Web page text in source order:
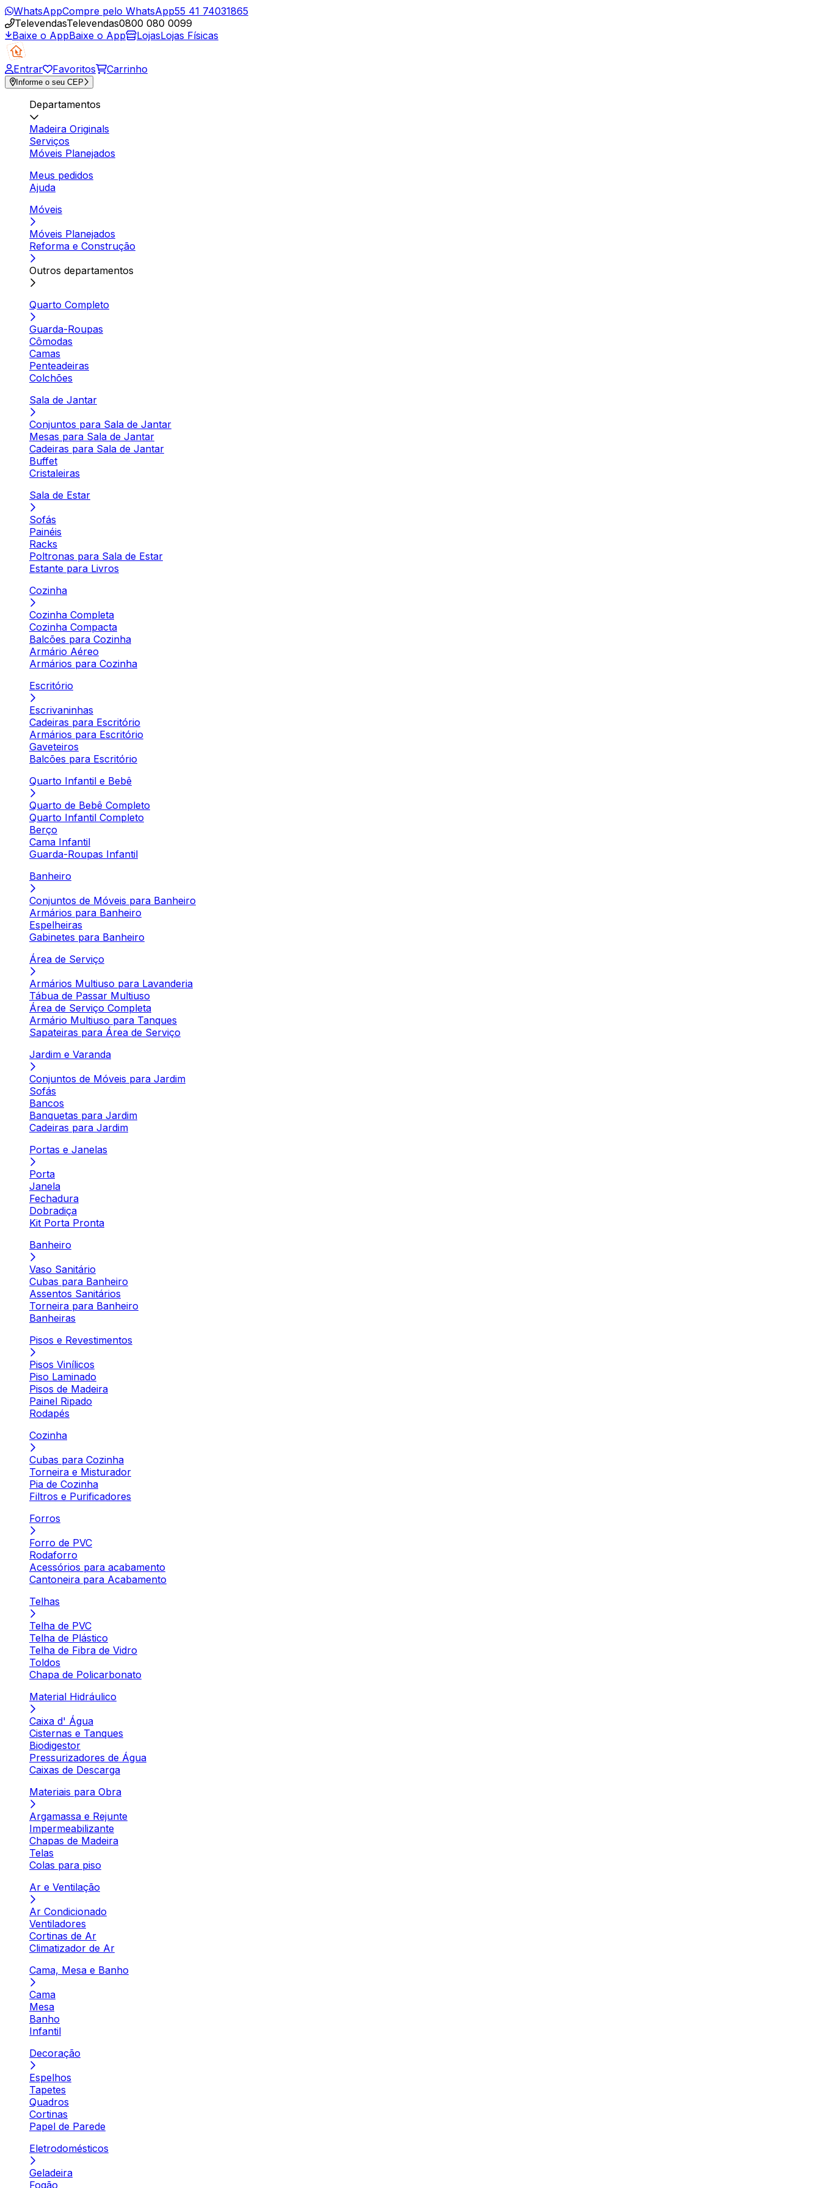
WhatsAppCompre pelo WhatsApp55 41 74031865
TelevendasTelevendas0800 080 0099
Baixe o AppBaixe o App LojasLojas Físicas
Entrar Favoritos Carrinho
Informe o seu CEP
Departamentos
Madeira Originals
Serviços
Móveis Planejados
Meus pedidos
Ajuda
Móveis
Móveis Planejados
Reforma e Construção
Outros departamentos
Quarto Completo
Guarda-Roupas
Cômodas
Camas
Penteadeiras
Colchões
Sala de Jantar
Conjuntos para Sala de Jantar
Mesas para Sala de Jantar
Cadeiras para Sala de Jantar
Buffet
Cristaleiras
Sala de Estar
Sofás
Painéis
Racks
Poltronas para Sala de Estar
Estante para Livros
Cozinha
Cozinha Completa
Cozinha Compacta
Balcões para Cozinha
Armário Aéreo
Armários para Cozinha
Escritório
Escrivaninhas
Cadeiras para Escritório
Armários para Escritório
Gaveteiros
Balcões para Escritório
Quarto Infantil e Bebê
Quarto de Bebê Completo
Quarto Infantil Completo
Berço
Cama Infantil
Guarda-Roupas Infantil
Banheiro
Conjuntos de Móveis para Banheiro
Armários para Banheiro
Espelheiras
Gabinetes para Banheiro
Área de Serviço
Armários Multiuso para Lavanderia
Tábua de Passar Multiuso
Área de Serviço Completa
Armário Multiuso para Tanques
Sapateiras para Área de Serviço
Jardim e Varanda
Conjuntos de Móveis para Jardim
Sofás
Bancos
Banquetas para Jardim
Cadeiras para Jardim
Portas e Janelas
Porta
Janela
Fechadura
Dobradiça
Kit Porta Pronta
Banheiro
Vaso Sanitário
Cubas para Banheiro
Assentos Sanitários
Torneira para Banheiro
Banheiras
Pisos e Revestimentos
Pisos Vinílicos
Piso Laminado
Pisos de Madeira
Painel Ripado
Rodapés
Cozinha
Cubas para Cozinha
Torneira e Misturador
Pia de Cozinha
Filtros e Purificadores
Forros
Forro de PVC
Rodaforro
Acessórios para acabamento
Cantoneira para Acabamento
Telhas
Telha de PVC
Telha de Plástico
Telha de Fibra de Vidro
Toldos
Chapa de Policarbonato
Material Hidráulico
Caixa d' Água
Cisternas e Tanques
Biodigestor
Pressurizadores de Água
Caixas de Descarga
Materiais para Obra
Argamassa e Rejunte
Impermeabilizante
Chapas de Madeira
Telas
Colas para piso
Ar e Ventilação
Ar Condicionado
Ventiladores
Cortinas de Ar
Climatizador de Ar
Cama, Mesa e Banho
Cama
Mesa
Banho
Infantil
Decoração
Espelhos
Tapetes
Quadros
Cortinas
Papel de Parede
Eletrodomésticos
Geladeira
Fogão